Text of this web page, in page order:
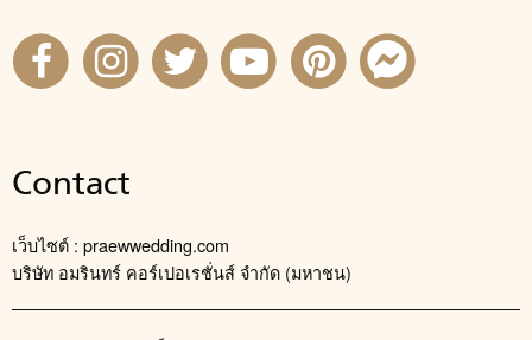
Contact
เว็บไซต์ : praewwedding.com
บริษัท อมรินทร์ คอร์เปอเรชั่นส์ จำกัด (มหาชน)